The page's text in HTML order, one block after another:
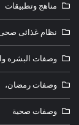
مناهج وتطبيقات
نظام غذائى
وصفات البشره
وصفات رمضان،
وصفات صحية